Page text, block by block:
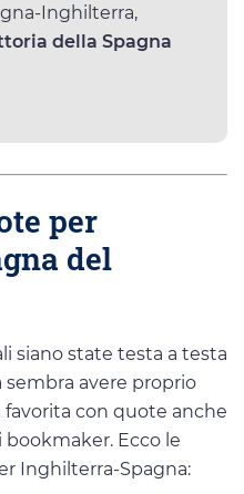
Inghilterra,
della Spagna
per
del
siano state testa a testa
avere proprio
con quote anche
bookmaker. Ecco le
Inghilterra-Spagna: